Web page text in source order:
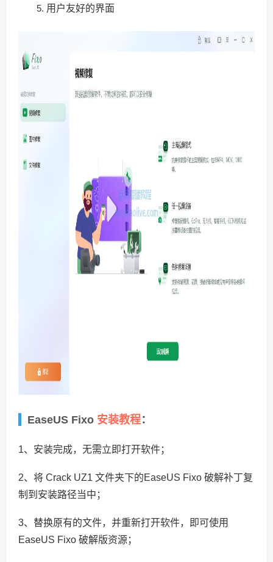
用户友好的界面
EaseUS Fixo 安装教程：
1、安装完成，无需立即打开软件；
2、将 Crack UZ1 文件夹下的EaseUS Fixo 破解补丁复
制到安装路径当中；
3、替换原有的文件，并重新打开软件，即可使用
EaseUS Fixo 破解版资源；